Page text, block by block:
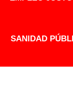
SANIDAD